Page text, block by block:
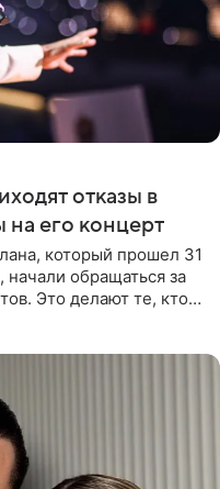
отказы в
на его концерт
который прошел 31
обращаться за
Это делают те, кто